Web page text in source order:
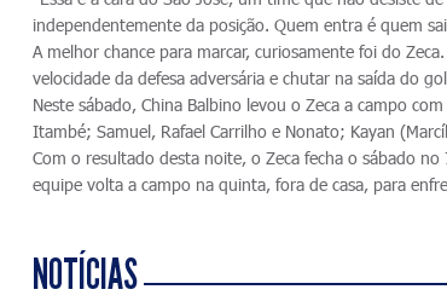
independentemente da posição. Quem entra é quem
A melhor chance para marcar, curiosamente foi do
velocidade da defesa adversária e chutar na saída do
Neste sábado, China Balbino levou o Zeca a campo
Itambé; Samuel, Rafael Carrilho e Nonato; Kayan
Com o resultado desta noite, o Zeca fecha o sábado
equipe volta a campo na quinta, fora de casa, para
NOTÍCIAS